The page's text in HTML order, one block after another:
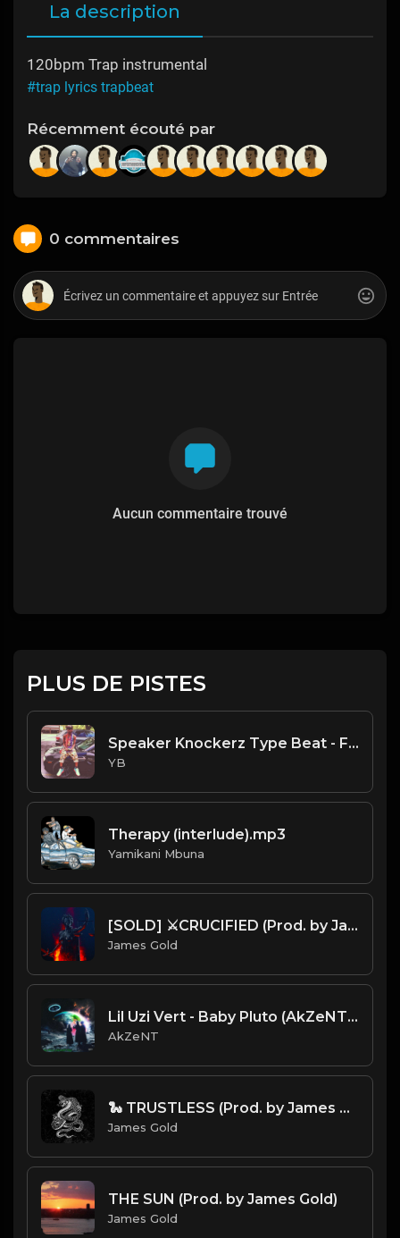
La description
120bpm Trap instrumental
#trap lyrics trapbeat
Récemment écouté par
0 commentaires
Aucun commentaire trouvé
PLUS DE PISTES
Speaker Knockerz Type Beat - Flexing (Prod. By CornerBoyYB)
YB
Therapy (interlude).mp3
Yamikani Mbuna
[SOLD] ⚔️CRUCIFIED (Prod. by James Gold)
James Gold
Lil Uzi Vert - Baby Pluto (AkZeNT Flip)
AkZeNT
🐍 TRUSTLESS (Prod. by James Gold)
James Gold
THE SUN (Prod. by James Gold)
James Gold